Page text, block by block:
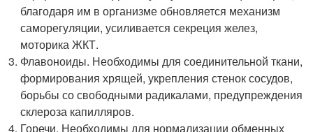
благодаря им в организме обновляется механизм
саморегуляции, усиливается секреция желез,
моторика ЖКТ.
Флавоноиды. Необходимы для соединительной ткани,
формирования хрящей, укрепления стенок сосудов,
борьбы со свободными радикалами, предупреждения
склероза капилляров.
Горечи. Необходимы для нормализации обменных